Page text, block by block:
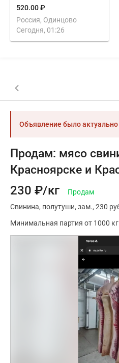
520.00 ₽
Россия, Одинцово
Сегодня, 01:26
Назад к списку объявлений
Объявление было
Продам: мясо
Красноярске и
230 ₽/кг
Продам
Свинина полутуши зам. 230
Минимальная партия от 1000